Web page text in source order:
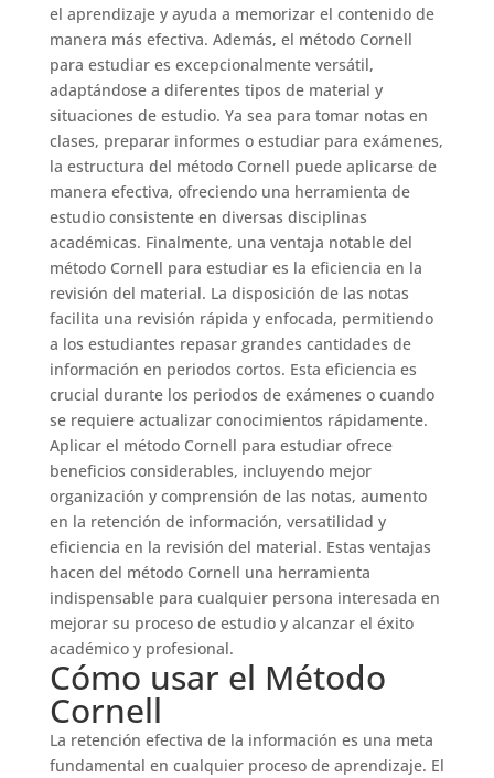
el aprendizaje y ayuda a memorizar el contenido de
manera más efectiva. Además, el método Cornell
para estudiar es excepcionalmente versátil,
adaptándose a diferentes tipos de material y
situaciones de estudio. Ya sea para tomar notas en
clases, preparar informes o estudiar para exámenes,
la estructura del método Cornell puede aplicarse de
manera efectiva, ofreciendo una herramienta de
estudio consistente en diversas disciplinas
académicas. Finalmente, una ventaja notable del
método Cornell para estudiar es la eficiencia en la
revisión del material. La disposición de las notas
facilita una revisión rápida y enfocada, permitiendo
a los estudiantes repasar grandes cantidades de
información en periodos cortos. Esta eficiencia es
crucial durante los periodos de exámenes o cuando
se requiere actualizar conocimientos rápidamente.
Aplicar el método Cornell para estudiar ofrece
beneficios considerables, incluyendo mejor
organización y comprensión de las notas, aumento
en la retención de información, versatilidad y
eficiencia en la revisión del material. Estas ventajas
hacen del método Cornell una herramienta
indispensable para cualquier persona interesada en
mejorar su proceso de estudio y alcanzar el éxito
académico y profesional.
Cómo usar el Método
Cornell
La retención efectiva de la información es una meta
fundamental en cualquier proceso de aprendizaje. El